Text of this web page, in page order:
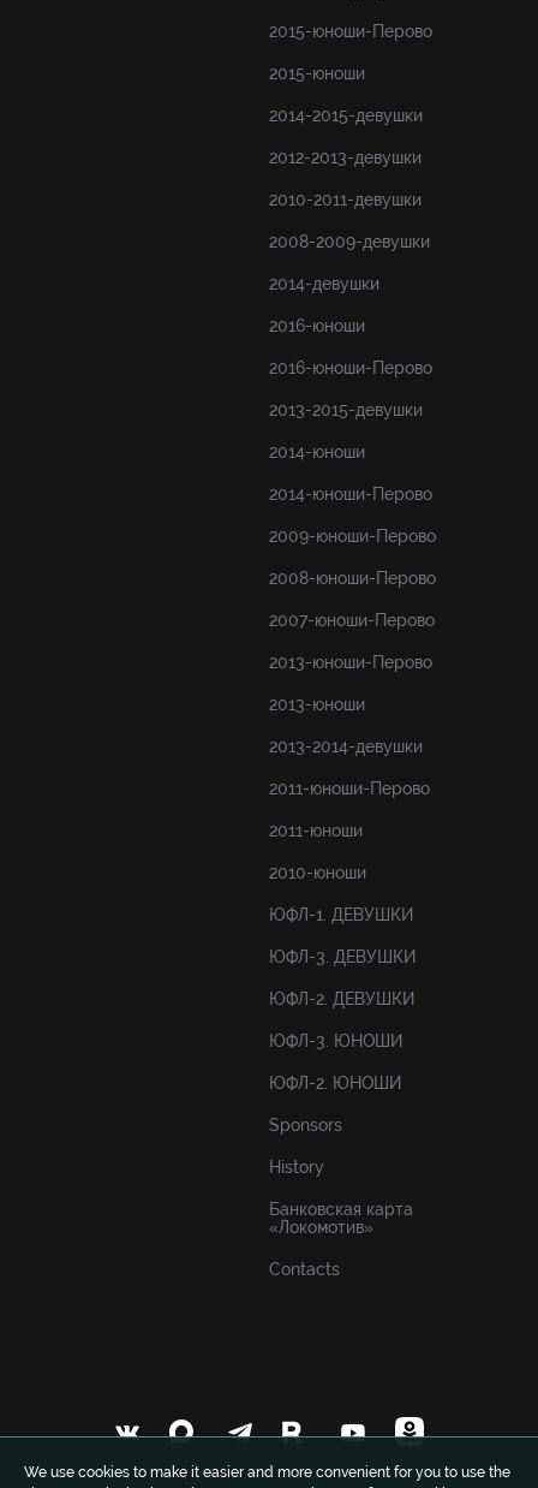
We use cookies to make it easier and more convenient for you to use the
2015-юноши-Перово
2015-юноши
2014-2015-девушки
2012-2013-девушки
2010-2011-девушки
2008-2009-девушки
2014-девушки
2016-юноши
2016-юноши-Перово
2013-2015-девушки
2014-юноши
2014-юноши-Перово
2009-юноши-Перово
2008-юноши-Перово
2007-юноши-Перово
2013-юноши-Перово
2013-юноши
2013-2014-девушки
2011-юноши-Перово
2011-юноши
2010-юноши
ЮФЛ-1. ДЕВУШКИ
ЮФЛ-3. ДЕВУШКИ
ЮФЛ-2. ДЕВУШКИ
ЮФЛ-3. ЮНОШИ
ЮФЛ-2. ЮНОШИ
Sponsors
History
Банковская карта
«Локомотив»
Contacts